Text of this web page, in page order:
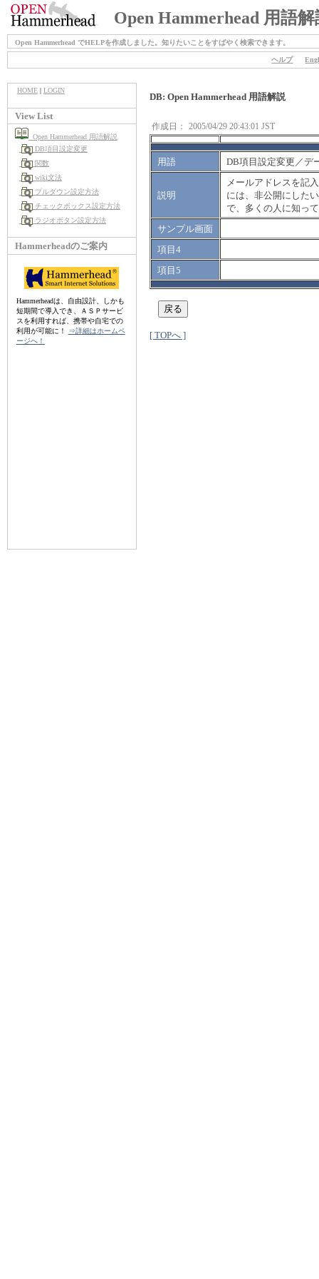
Open Hammerhead 用語解
Open Hammerhead でHELPを作成しました。知りたいことをすばやく検索できます。
ヘルプ
HOME| LOGIN
View List
Open Hammerhead 用語解説
DB項目設定変更
関数
wiki文法
プルダウン設定方法
チェックボックス設定方法
ラジオボタン設定方法
Hammerheadのご案内
Hammerheadは、自由設計、しかも
短期間で導入でき、ＡＳＰサービ
スを利用すれば、携帯や自宅での
利用が可能に！
⇒詳細はホームペ
ージへ！
DB: Open Hammerhead 用語解説
作成日： 2005/04/29 20:43:01 JST
用語 DB項目設定変更／デ
説明
メールアドレスを記
には、非公開にした
で、多くの人に知っ
サンプル画面
項目4
項目5
[ TOPへ ]